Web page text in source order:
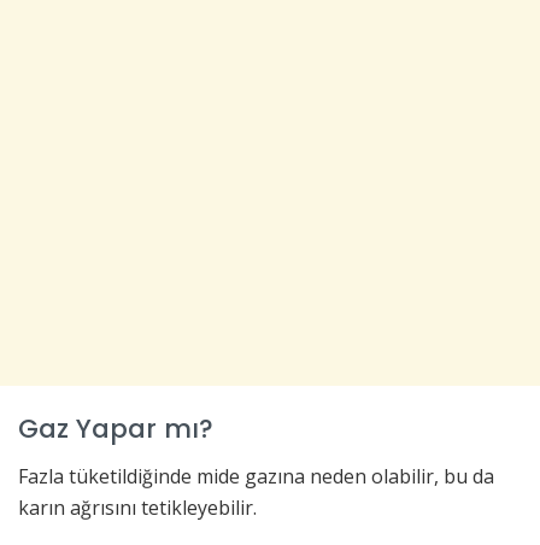
Gaz Yapar mı?
Fazla tüketildiğinde mide gazına neden olabilir, bu da
karın ağrısını tetikleyebilir.